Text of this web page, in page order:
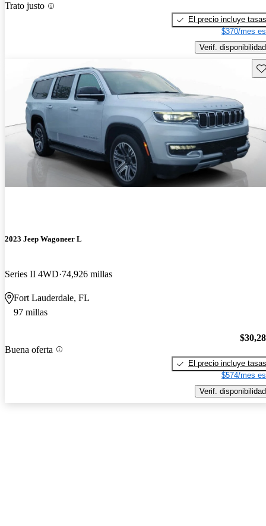
Trato justo
El precio incluye tasas
$370/mes
Verif. disponibilidad
2023 Jeep Wagoneer L
Series II 4WD 74,926 millas
Fort Lauderdale, FL
97 millas
Buena oferta
El precio incluye tasas
$574/mes
Verif. disponibilidad